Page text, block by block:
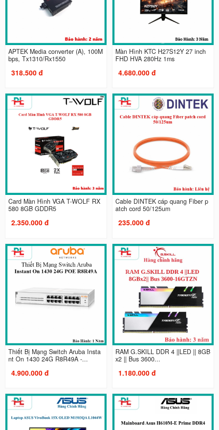
APTEK Media converter (A), 100M
bps, Tx1310/Rx1550
318.500 đ
Màn Hình KTC H27S12Y 27 inch
FHD HVA 280Hz 1ms
4.680.000 đ
Card Màn Hình VGA T-WOLF RX
580 8GB GDDR5
2.350.000 đ
Cable DINTEK cáp quang Fiber p
atch cord 50/125um
235.000 đ
Thiết Bị Mạng Switch Aruba Insta
nt On 1430 24G R8R49A -...
4.900.000 đ
RAM G.SKILL DDR 4 ||LED || 8GB
x2 || Bus 3600...
1.180.000 đ